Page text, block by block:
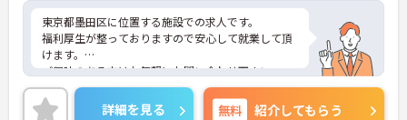
東京都墨田区に位置する施設での求人です。
福利厚生が整っておりますので安心して就業して頂
けます。
ご興味のある方はお気軽にお問い合わせ下さい。
詳細を見る 無料 紹介してもらう